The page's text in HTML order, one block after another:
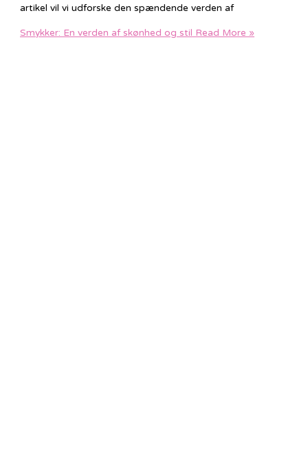
artikel vil vi udforske den spændende verden af
Smykker: En verden af skønhed og stil Read More »